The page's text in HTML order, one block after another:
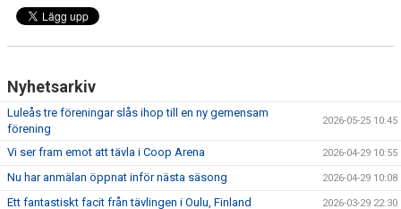
Nyhetsarkiv
Luleås tre föreningar slås ihop till en ny gemensam
förening
2026-05-25 10:45
Vi ser fram emot att tävla i Coop Arena 2026-04-29 10:55
Nu har anmälan öppnat inför nästa säsong 2026-04-29 10:08
Ett fantastiskt facit från tävlingen i Oulu, Finland 2026-03-29 22:30